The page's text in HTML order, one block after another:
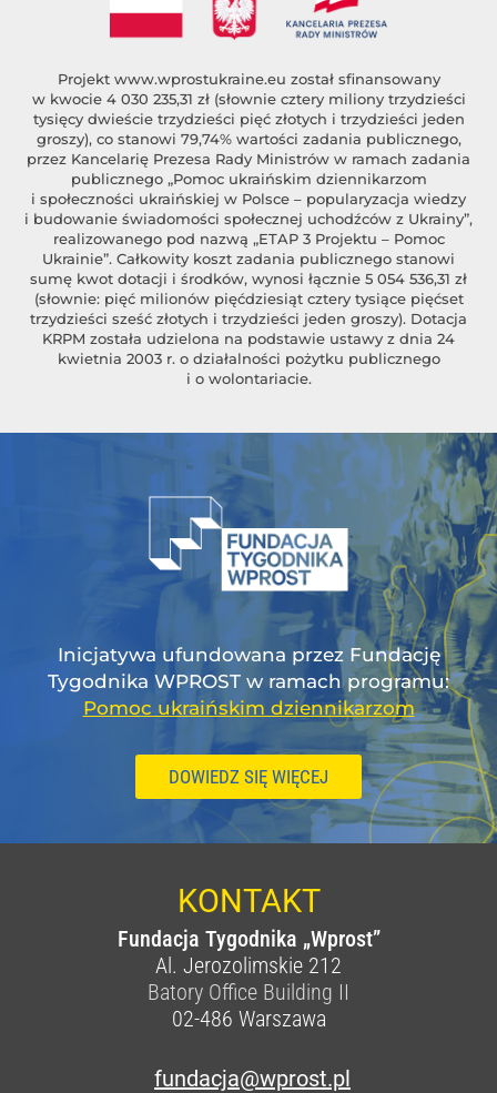
Projekt www.wprostukraine.eu został sfinansowany
w kwocie 4 030 235,31 zł (słownie cztery miliony trzydzieści
tysięcy dwieście trzydzieści pięć złotych i trzydzieści jeden
groszy), co stanowi 79,74% wartości zadania publicznego,
przez Kancelarię Prezesa Rady Ministrów w ramach zadania
publicznego „Pomoc ukraińskim dziennikarzom
i społeczności ukraińskiej w Polsce – popularyzacja wiedzy
i budowanie świadomości społecznej uchodźców z Ukrainy”,
realizowanego pod nazwą „ETAP 3 Projektu – Pomoc
Ukrainie”. Całkowity koszt zadania publicznego stanowi
sumę kwot dotacji i środków, wynosi łącznie 5 054 536,31 zł
(słownie: pięć milionów pięćdziesiąt cztery tysiące pięćset
trzydzieści sześć złotych i trzydzieści jeden groszy). Dotacja
KRPM została udzielona na podstawie ustawy z dnia 24
kwietnia 2003 r. o działalności pożytku publicznego
i o wolontariacie.
Inicjatywa ufundowana przez Fundację
Tygodnika WPROST w ramach programu:
Pomoc ukraińskim dziennikarzom
DOWIEDZ SIĘ WIĘCEJ
KONTAKT
Fundacja Tygodnika „Wprost”
Al. Jerozolimskie 212
Batory Office Building II
02-486 Warszawa
fundacja@wprost.pl